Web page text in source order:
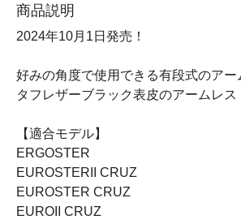
商品説明
2024年10月1日発売！
好みの角度で使用できる有段式のアー
タフレザーブラック表皮のアームレス
【適合モデル】
ERGOSTER
EUROSTERII CRUZ
EUROSTER CRUZ
EUROII CRUZ